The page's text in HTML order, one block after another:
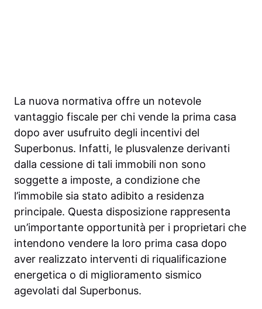
La nuova normativa offre un notevole
vantaggio fiscale per chi vende la prima casa
dopo aver usufruito degli incentivi del
Superbonus. Infatti, le plusvalenze derivanti
dalla cessione di tali immobili non sono
soggette a imposte, a condizione che
l’immobile sia stato adibito a residenza
principale. Questa disposizione rappresenta
un’importante opportunità per i proprietari che
intendono vendere la loro prima casa dopo
aver realizzato interventi di riqualificazione
energetica o di miglioramento sismico
agevolati dal Superbonus.